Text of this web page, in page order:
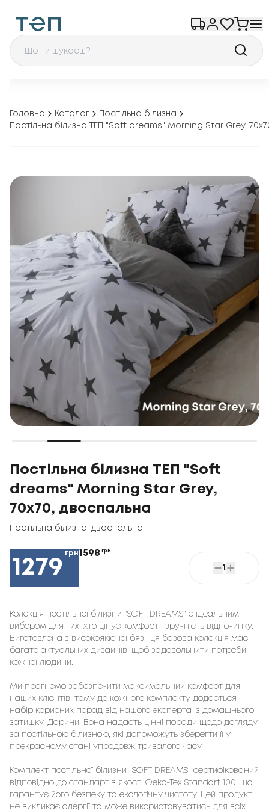
Головна Каталог
Постільна білизна
Постільна білизна ТЕП "Soft dreams" Morning Star Grey,
Постільна білизна ТЕП "Soft
dreams" Morning Star Grey,
70x70, двоспальна
Постільна білизна двоспальна
1279
грн1598 грн
1
Колекція постільної білизни "SOFT DREAMS" є ідеальним
вибором для тих, хто цінує комфорт і зручність відпочинку.
Виготовлена з високоякісної бязі, ця базова колекція має
багато актуальних дизайнів, щоб задовольнити потреби
кожної людини.
Ми прагнемо забезпечити максимальний комфорт для
наших клієнтів, тому до кожного комплекту додається
набір корисних порад від нашого експерта із домашнього
затишку, Дарини. Вона надасть цінні поради щодо догляду
за постільною білизною, які допоможуть зберегти її у
прекрасному стані упродовж тривалого часу.
Комплект постільної білизни "SOFT DREAMS" сертифікований
відповідно до стандартів якості Oeko-Tex Standart 100, що
гарантує його безпеку та екологічну чистоту. Цей продукт
не викликає алергії та може використовуватись для всіх